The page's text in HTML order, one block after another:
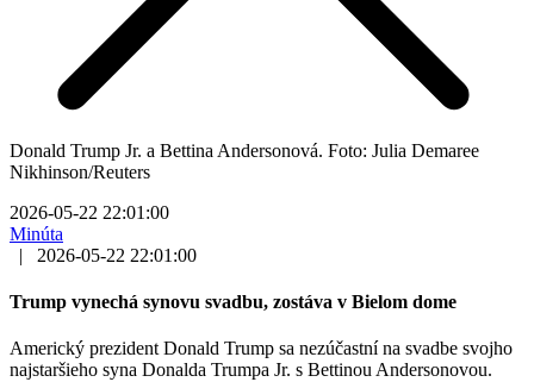
Donald Trump Jr. a Bettina Andersonová. Foto: Julia Demaree
Nikhinson/Reuters
2026-05-22 22:01:00
Minúta
|
2026-05-22 22:01:00
Trump vynechá synovu svadbu, zostáva v Bielom dome
Americký prezident Donald Trump sa nezúčastní na svadbe svojho
najstaršieho syna Donalda Trumpa Jr. s Bettinou Andersonovou.